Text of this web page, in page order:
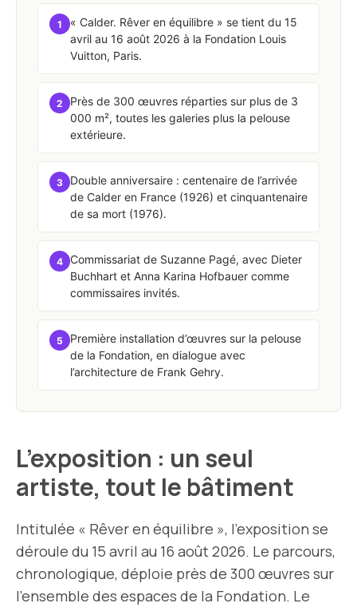
1
« Calder. Rêver en équilibre » se tient du 15
avril au 16 août 2026 à la Fondation Louis
Vuitton, Paris.
2
Près de 300 œuvres réparties sur plus de 3
000 m², toutes les galeries plus la pelouse
extérieure.
3
Double anniversaire : centenaire de l’arrivée
de Calder en France (1926) et cinquantenaire
de sa mort (1976).
4
Commissariat de Suzanne Pagé, avec Dieter
Buchhart et Anna Karina Hofbauer comme
commissaires invités.
5
Première installation d’œuvres sur la pelouse
de la Fondation, en dialogue avec
l’architecture de Frank Gehry.
L’exposition : un seul
artiste, tout le bâtiment
Intitulée « Rêver en équilibre », l’exposition se
déroule du 15 avril au 16 août 2026. Le parcours,
chronologique, déploie près de 300 œuvres sur
l’ensemble des espaces de la Fondation. Le